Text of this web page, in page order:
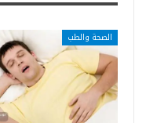
الصحة والطب